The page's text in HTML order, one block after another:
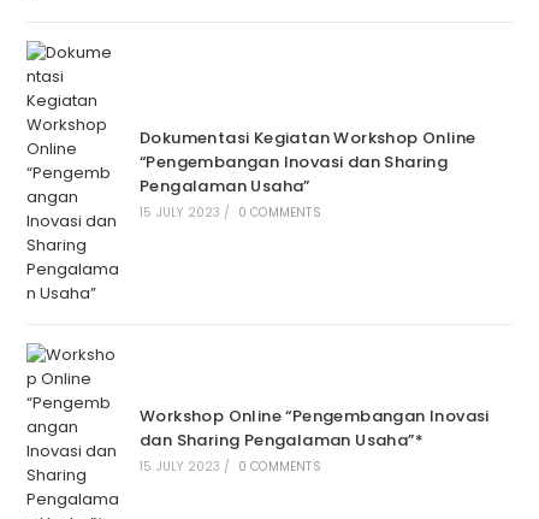
Dokumentasi Kegiatan Workshop Online
“Pengembangan Inovasi dan Sharing
Pengalaman Usaha”
15 JULY 2023 / 0 COMMENTS
Workshop Online “Pengembangan Inovasi
dan Sharing Pengalaman Usaha”*
15 JULY 2023 / 0 COMMENTS